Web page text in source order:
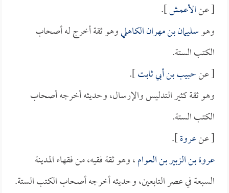
[ عنالأعمش].
وهوسليمان بن مهران الكاهليوهو ثقة أخرج له أصحاب
الكتب الستة.
[ عنحبيب بن أبي ثابت].
وهو ثقة كثير التدليس والإرسال، وحديثه أخرجه أصحاب
الكتب الستة.
[ عنعروة].
عروة بن الزبير بن العوام، وهو ثقة فقيه، من فقهاء المدينة
السبعة في عصر التابعين، وحديثه أخرجه أصحاب الكتب الستة.